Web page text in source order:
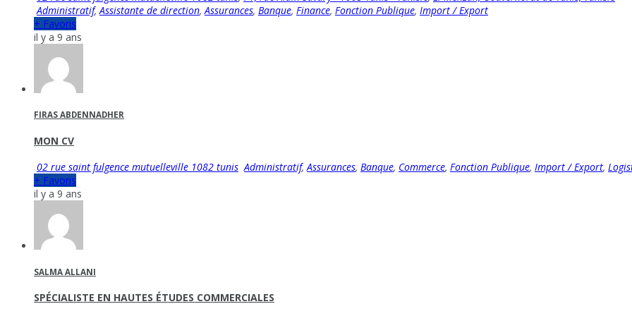
Administratif,Assistante de direction,Assurances, Banque, Finance, Fonction Publique, Import / Export
+ Favoris
il y a 9 ans
FIRAS ABDENNADHER
MON CV
02 rue saint fulgence mutuelleville 1082 tunis Administratif,Assurances, Banque, Commerce, Fonction Publique, Import / Export,
+ Favoris
il y a 9 ans
SALMA ALLANI
SPÉCIALISTE EN HAUTES ÉTUDES COMMERCIALES